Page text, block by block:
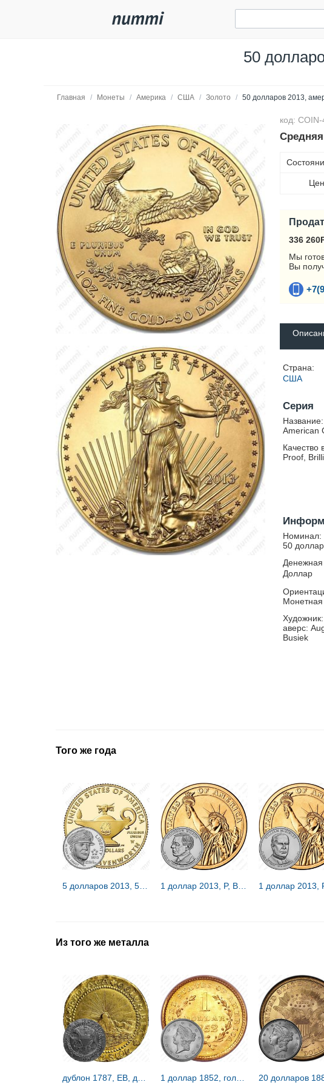
50
Главная / Монеты / Америка / США / Золото / 50 долларов 2013,
код:
336 260
Мы
Вы
Страна:
США
Серия
Название:
American
Качество
Proof,
Номинал:
50
Доллар
Монетная
Художник:
аверс:
Busiek
Того же года
Из того же металла